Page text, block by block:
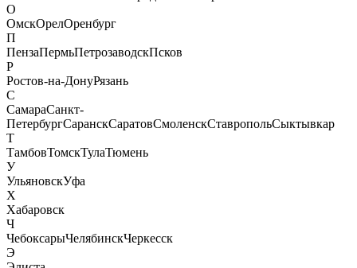
О
ОмскОрелОренбург
П
ПензаПермьПетрозаводскПсков
Р
Ростов-на-ДонуРязань
С
СамараСанкт-
ПетербургСаранскСаратовСмоленскСтавропольСыктывкар
Т
ТамбовТомскТулаТюмень
У
УльяновскУфа
Х
Хабаровск
Ч
ЧебоксарыЧелябинскЧеркесск
Э